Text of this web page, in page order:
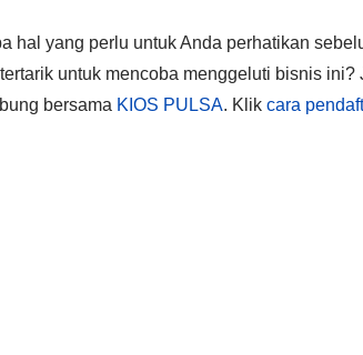
hal yang perlu untuk Anda perhatikan
untuk mencoba menggeluti bisnis
bersama KIOS PULSA. Klik cara